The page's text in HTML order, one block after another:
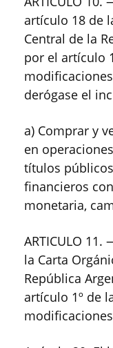
artículo 18 de
Central de la
por el artículo
derógase el
a) Comprar y
en
títulos
financieros
monetaria,
ARTICULO
la Carta
República
artículo 1º de